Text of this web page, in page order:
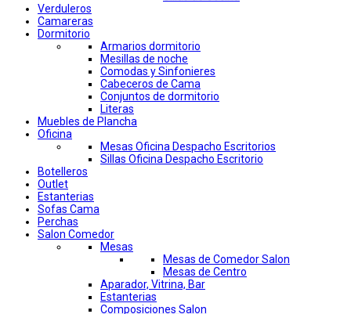
Verduleros
Camareras
Dormitorio
Armarios dormitorio
Mesillas de noche
Comodas y Sinfonieres
Cabeceros de Cama
Conjuntos de dormitorio
Literas
Muebles de Plancha
Oficina
Mesas Oficina Despacho Escritorios
Sillas Oficina Despacho Escritorio
Botelleros
Outlet
Estanterias
Sofas Cama
Perchas
Salon Comedor
Mesas
Mesas de Comedor Salon
Mesas de Centro
Aparador, Vitrina, Bar
Estanterias
Composiciones Salon